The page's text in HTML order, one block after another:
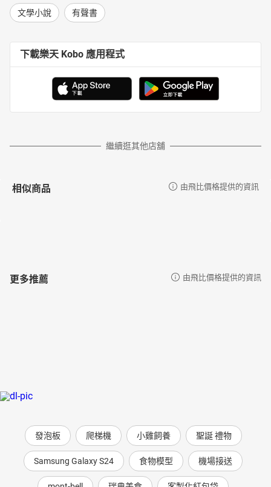
二戰之後，不過三十年，蘇聯在1979年投入一場長達十年的戰爭。
當時數萬年輕人受政府鼓舞、欺騙投入戰場，最終落得「鋅皮裹
命中的「小太陽」就此消逝。
過正常人的生活，他們習慣用槍桿子解決問題，不順己意，那就把
人一槍斃掉。戰場生活影響了他們的行為，改變他們心性，他們卻
只能延續來自戰場的恐懼……
得引來指責，不過是履行人民的義務罷了，不是嗎？軍人身份讓這
原書出版後三年，作者亞歷塞維奇遭到控告，一些人站出來指責她
有聲出版：貓頭鷹出版與尚儀數位學習聯合出版
總導讀
目次
摘自敘事本(戰場記事)
第一天 有好些人冒我的名來-01
文學小說 有聲書
下載樂天 Kobo 應用程式
繼續逛其他店舖
相似商品 由飛比價格提供的資訊
更多推薦 由飛比價格提供的資訊
發泡板 爬梯機 小雞飼養 聖誕 禮物
Samsung Galaxy S24 食物模型 機場接送